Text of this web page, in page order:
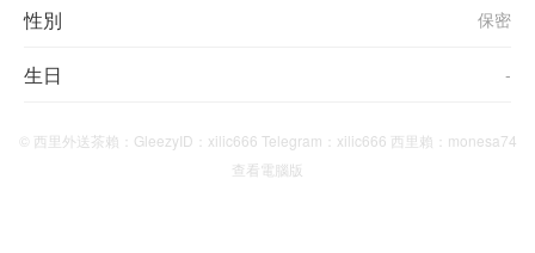
性別 保密
生日 -
© 西里外送茶賴：GleezyID：xilic666 Telegram：xilic666 西里賴：monesa74
查看電腦版